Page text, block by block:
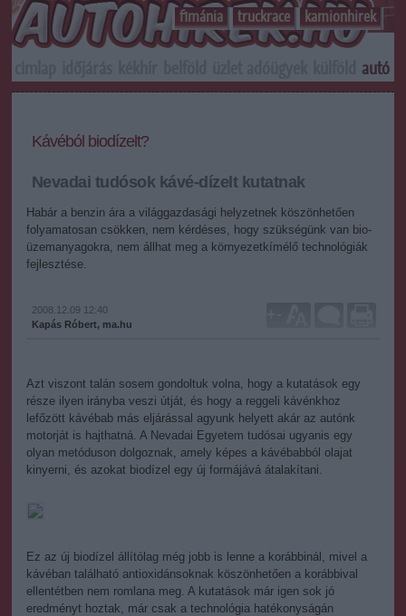
autó
f1mánia truckrace kamionhirek
Kávéból biodízelt?
Nevadai tudósok kávé-dízelt kutatnak
Habár a benzin ára a világgazdasági helyzetnek köszönhetően
folyamatosan csökken, nem kérdéses, hogy szükségünk van bio-
üzemanyagokra, nem állhat meg a környezetkímélő technológiák
fejlesztése.
2008.12.09 12:40
Kapás Róbert, ma.hu
Azt viszont talán sosem gondoltuk volna, hogy a kutatások egy
része ilyen irányba veszi útját, és hogy a reggeli kávénkhoz
lefőzött kávébab más eljárással agyunk helyett akár az autónk
motorját is hajthatná. A Nevadai Egyetem tudósai ugyanis egy
olyan metóduson dolgoznak, amely képes a kávébabból olajat
kinyerni, és azokat biodízel egy új formájává átalakítani.
Ez az új biodízel állítólag még jobb is lenne a korábbinál, mivel a
kávéban található antioxidánsoknak köszönhetően a korábbival
ellentétben nem romlana meg. A kutatások már igen sok jó
eredményt hoztak, már csak a technológia hatékonyságán